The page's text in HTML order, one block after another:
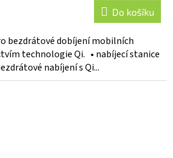
Do košíku
bezdrátové dobíjení mobilních
technologie Qi. • nabíjecí stanice
nabíjení s Qi...